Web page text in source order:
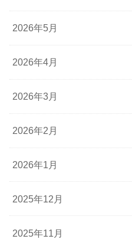
2026年5月
2026年4月
2026年3月
2026年2月
2026年1月
2025年12月
2025年11月